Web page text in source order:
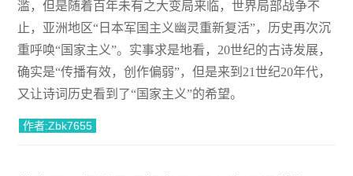
滥，但是随着百年未有之大变局来临，世界局部战争不
止，亚洲地区“日本军国主义幽灵重新复活”，历史再次沉
重呼唤“国家主义”。实事求是地看，20世纪的古诗发展，
确实是“传播有效，创作偏弱”，但是来到21世纪20年代，
又让诗词历史看到了“国家主义”的希望。
作者:Zbk7655